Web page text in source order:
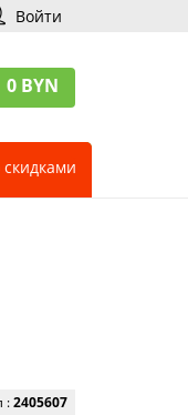
Войти
0 BYN
:2405607